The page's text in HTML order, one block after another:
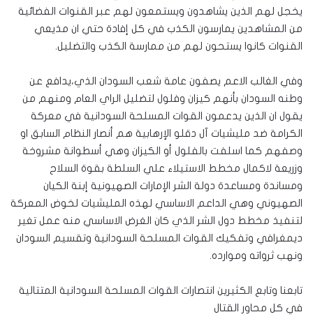
يخجل لهم الذين يشاهدون ويستمعون لهم عبر القنوات الفضائية
من المشاهدين يمارسون الكذب في كل إفادة حتي ان مذيعي
القنوات كانوا يستحون لهم من ممارسة الكذب والتضليل.
وفي الغالب الاعم يصفون عامة شعب السودان الذي،يدافع عن
وطنه السودان بأنهم كيزان وفلول لتضليل الراي العام ومنهم من
يقول ان الذين يدعمون القوات المسلحة السودانية في معركة
الكرامة ضد مليشيات آل دقلو الإرهابية هم أنصار النظام السابق او
وصفهم كما اسلفت بالفلول أو الكيزان وهي أسطوانة مشروخة
وزريعة لاكمال مخطط الاستيلاء علي السلطة بقوة السلاح
ومساندة ومساعدة دولة الشر الإمارات الصهيونية إبنة الكيان
الصهيوني وهي الداعم الاساسي لهذه المليشيات لخوض المعركة
لتنفيذ مخطط دول الشر الذي كان الغرض الاساسي منه عمل تغير
ديمغرافي وتفكيك القوات المسلحة السودانية وتقسيم السودان
ونهب ثرواته وموارده.
تابعنا وتابع الكثيرين انتصارات القوات المسلحة السودانية المتتالية
في كل محاور القتال